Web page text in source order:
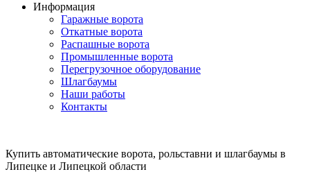
Информация
Гаражные ворота
Откатные ворота
Распашные ворота
Промышленные ворота
Перегрузочное оборудование
Шлагбаумы
Наши работы
Контакты
Купить автоматические ворота, рольставни и шлагбаумы в
Липецке и Липецкой области